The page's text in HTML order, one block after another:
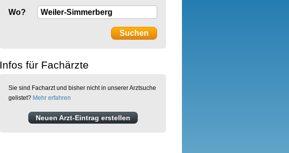
Wo?
Infos für Fachärzte
Sie sind Facharzt und bisher nicht in unserer Arztsuche
gelistet? Mehr erfahren
Neuen Arzt-Eintrag erstellen